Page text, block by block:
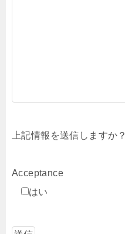
上記情報を送信しますか？
Acceptance
はい